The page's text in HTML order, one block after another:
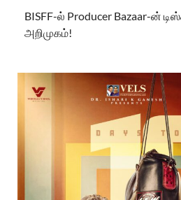
BISFF-ல் Producer Bazaar-ன்
அறிமுகம்!